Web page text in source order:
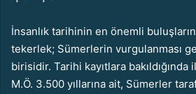
İnsanlık tarihinin en önemli
tekerlek; Sümerlerin vurgulanması
birisidir. Tarihi kayıtlara
M.Ö. 3.500 yıllarına ait, Sümerler